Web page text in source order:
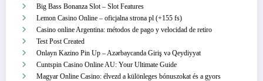
Big Bass Bonanza Slot – Slot Features
Lemon Casino Online – oficjalna strona pl (+155 fs)
Casino online Argentina: métodos de pago y velocidad de retiro
Test Post Created
Onlayn Kazino Pin Up – Azərbaycanda Giriş və Qeydiyyat
Cuntspin Casino Online AU: Your Ultimate Guide
Magyar Online Casino: élvezd a különleges bónuszokat és a gyors